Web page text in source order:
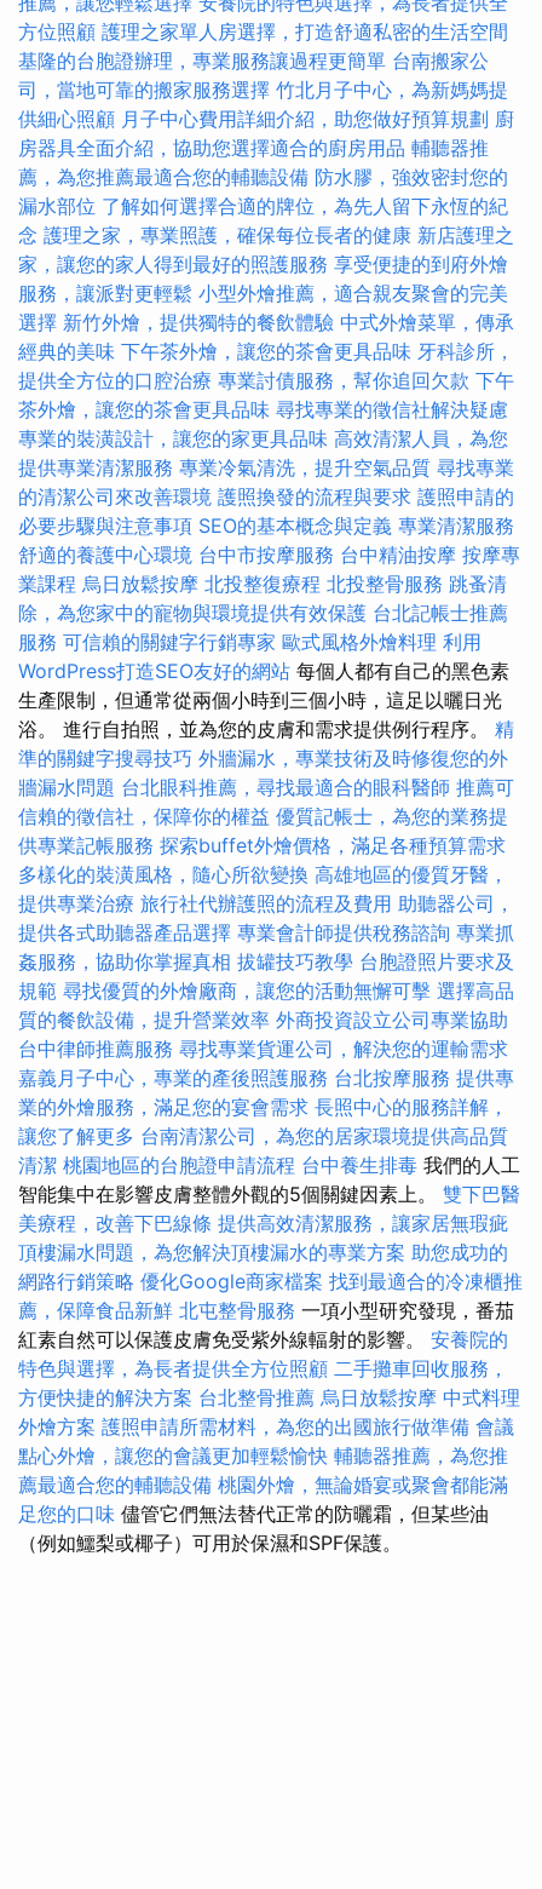
方位照顧 護理之家單人房選擇，打造舒適私密的生活空間
基隆的台胞證辦理，專業服務讓過程更簡單 台南搬家公
司，當地可靠的搬家服務選擇 竹北月子中心，為新媽媽提
供細心照顧 月子中心費用詳細介紹，助您做好預算規劃 廚
房器具全面介紹，協助您選擇適合的廚房用品 輔聽器推
薦，為您推薦最適合您的輔聽設備 防水膠，強效密封您的
漏水部位 了解如何選擇合適的牌位，為先人留下永恆的紀
念 護理之家，專業照護，確保每位長者的健康 新店護理之
家，讓您的家人得到最好的照護服務 享受便捷的到府外燴
服務，讓派對更輕鬆 小型外燴推薦，適合親友聚會的完美
選擇 新竹外燴，提供獨特的餐飲體驗 中式外燴菜單，傳承
經典的美味 下午茶外燴，讓您的茶會更具品味 牙科診所，
提供全方位的口腔治療 專業討債服務，幫你追回欠款 下午
茶外燴，讓您的茶會更具品味 尋找專業的徵信社解決疑慮
專業的裝潢設計，讓您的家更具品味 高效清潔人員，為您
提供專業清潔服務 專業冷氣清洗，提升空氣品質 尋找專業
的清潔公司來改善環境 護照換發的流程與要求 護照申請的
必要步驟與注意事項 SEO的基本概念與定義 專業清潔服務
舒適的養護中心環境 台中市按摩服務 台中精油按摩 按摩專
業課程 烏日放鬆按摩 北投整復療程 北投整骨服務 跳蚤清
除，為您家中的寵物與環境提供有效保護 台北記帳士推薦
服務 可信賴的關鍵字行銷專家 歐式風格外燴料理 利用
WordPress打造SEO友好的網站 每個人都有自己的黑色素
生產限制，但通常從兩個小時到三個小時，這足以曬日光
浴。 進行自拍照，並為您的皮膚和需求提供例行程序。 精
準的關鍵字搜尋技巧 外牆漏水，專業技術及時修復您的外
牆漏水問題 台北眼科推薦，尋找最適合的眼科醫師 推薦可
信賴的徵信社，保障你的權益 優質記帳士，為您的業務提
供專業記帳服務 探索buffet外燴價格，滿足各種預算需求
多樣化的裝潢風格，隨心所欲變換 高雄地區的優質牙醫，
提供專業治療 旅行社代辦護照的流程及費用 助聽器公司，
提供各式助聽器產品選擇 專業會計師提供稅務諮詢 專業抓
姦服務，協助你掌握真相 拔罐技巧教學 台胞證照片要求及
規範 尋找優質的外燴廠商，讓您的活動無懈可擊 選擇高品
質的餐飲設備，提升營業效率 外商投資設立公司專業協助
台中律師推薦服務 尋找專業貨運公司，解決您的運輸需求
嘉義月子中心，專業的產後照護服務 台北按摩服務 提供專
業的外燴服務，滿足您的宴會需求 長照中心的服務詳解，
讓您了解更多 台南清潔公司，為您的居家環境提供高品質
清潔 桃園地區的台胞證申請流程 台中養生排毒 我們的人工
智能集中在影響皮膚整體外觀的5個關鍵因素上。 雙下巴醫
美療程，改善下巴線條 提供高效清潔服務，讓家居無瑕疵
頂樓漏水問題，為您解決頂樓漏水的專業方案 助您成功的
網路行銷策略 優化Google商家檔案 找到最適合的冷凍櫃推
薦，保障食品新鮮 北屯整骨服務 一項小型研究發現，番茄
紅素自然可以保護皮膚免受紫外線輻射的影響。 安養院的
特色與選擇，為長者提供全方位照顧 二手攤車回收服務，
方便快捷的解決方案 台北整骨推薦 烏日放鬆按摩 中式料理
外燴方案 護照申請所需材料，為您的出國旅行做準備 會議
點心外燴，讓您的會議更加輕鬆愉快 輔聽器推薦，為您推
薦最適合您的輔聽設備 桃園外燴，無論婚宴或聚會都能滿
足您的口味 儘管它們無法替代正常的防曬霜，但某些油
（例如鱷梨或椰子）可用於保濕和SPF保護。